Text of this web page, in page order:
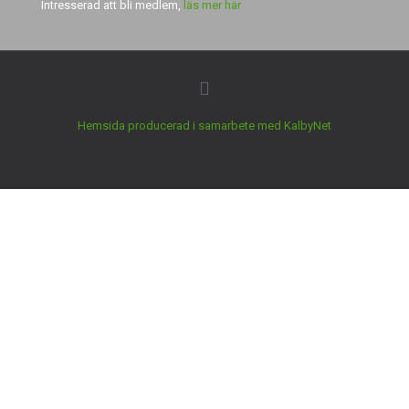
Intresserad att bli medlem, läs mer här
Hemsida producerad i samarbete med KalbyNet